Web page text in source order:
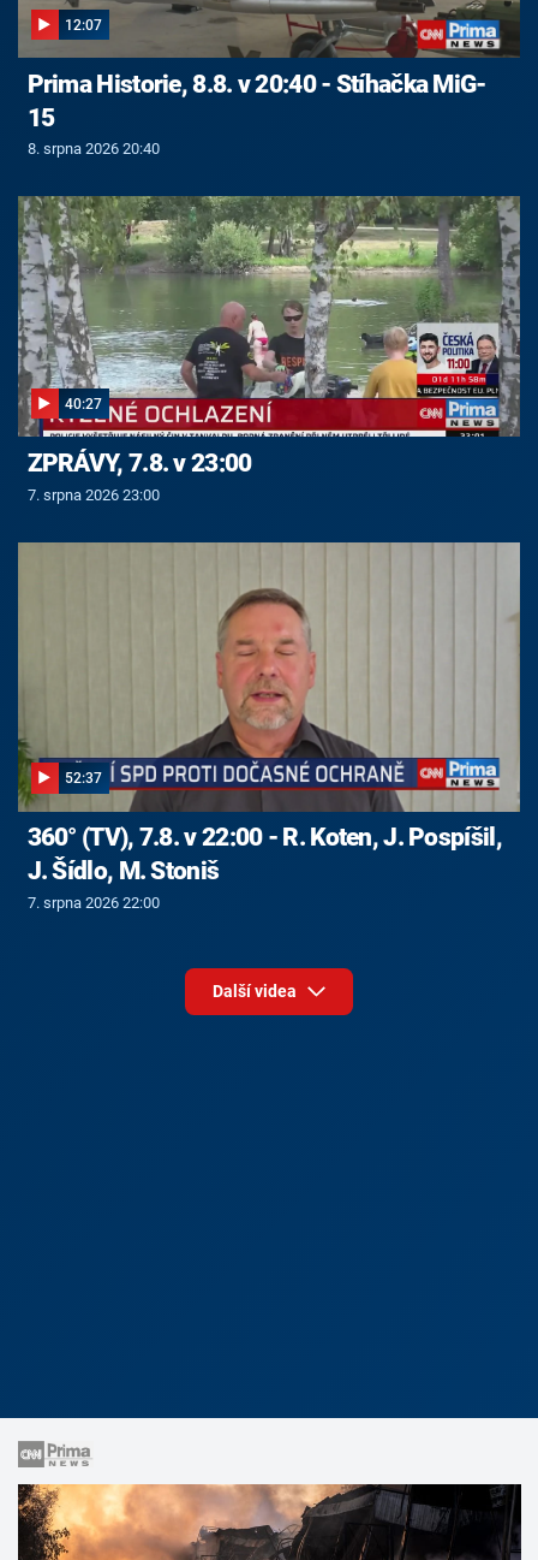
12:07
Prima Historie, 8.8. v 20:40 - Stíhačka MiG-
15
8. srpna 2026 20:40
40:27
ZPRÁVY, 7.8. v 23:00
7. srpna 2026 23:00
52:37
360° (TV), 7.8. v 22:00 - R. Koten, J. Pospíšil,
J. Šídlo, M. Stoniš
7. srpna 2026 22:00
Další videa